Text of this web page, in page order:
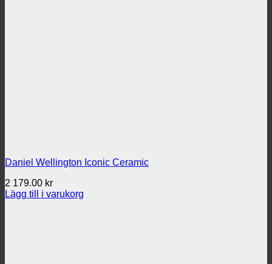
Daniel Wellington Iconic Ceramic
2 179.00 kr
Lägg till i varukorg